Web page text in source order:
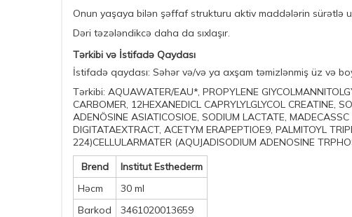
Onun yaşaya bilən şəffaf strukturu aktiv maddələrin sürətlə
Dəri təzələndikcə daha da sıxlaşır.
Tərkibi və İstifadə Qaydası
İstifadə qaydası: Səhər və/və ya axşam təmizlənmiş üz və
Tərkibi: AQUAWATER/EAU*, PROPYLENE
CARBOMER, 12HEXANEDICL CAPRYLYLGLYCOL CREATINE,
ADENÖSINE ASIATICOSIOE, SODIUM LACTATE,
DIGITATAEXTRACT, ACETYM ERAPEPTIOE9, PALMITOYL
224)CELLULARMATER (AQUJADISODIUM ADENOSINE
Brend
Institut Esthederm
Həcm
30 ml
Barkod
3461020013659